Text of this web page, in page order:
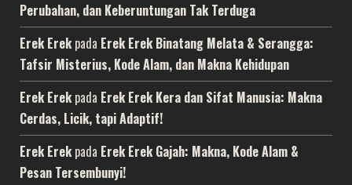
Perubahan, dan Keberuntungan Tak Terduga
Erek Erekpada Erek Erek Binatang Melata & Serangga:
Tafsir Misterius, Kode Alam, dan Makna Kehidupan
Erek Erekpada Erek Erek Kera dan Sifat Manusia: Makna
Cerdas, Licik, tapi Adaptif!
Erek Erekpada Erek Erek Gajah: Makna, Kode Alam &
Pesan Tersembunyi!